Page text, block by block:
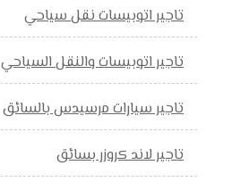
تاجير اتوبيسات نقل سياحي
تاجير اتوبيسات والنقل السياحي
تاجير سيارات مرسيدس بالسائق
تاجير لاند كروزر بسائق